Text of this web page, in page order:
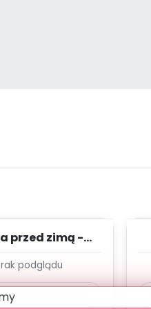
przed zimą -
PRACY WYC...
podglądu
lub kup